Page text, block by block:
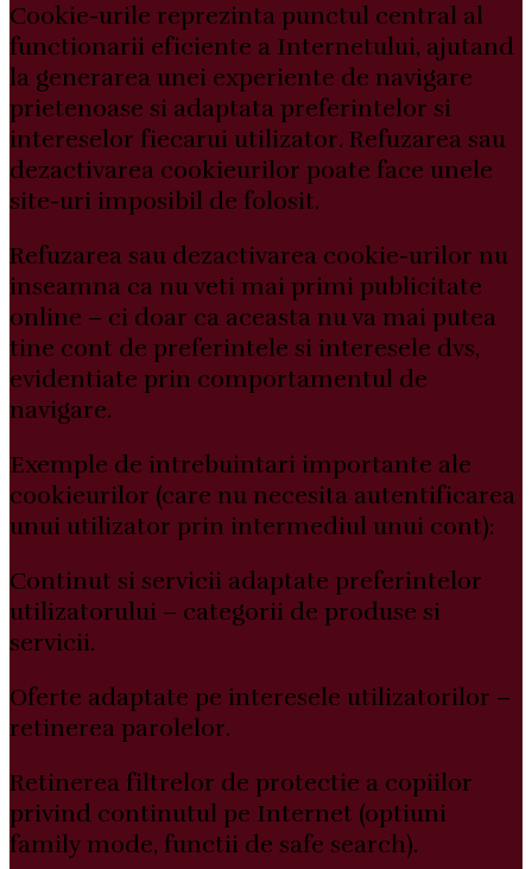
Cookie-urile reprezinta punctul central al
functionarii eficiente a Internetului, ajutand
la generarea unei experiente de navigare
prietenoase si adaptata preferintelor si
intereselor fiecarui utilizator. Refuzarea sau
dezactivarea cookieurilor poate face unele
site-uri imposibil de folosit.
Refuzarea sau dezactivarea cookie-urilor nu
inseamna ca nu veti mai primi publicitate
online – ci doar ca aceasta nu va mai putea
tine cont de preferintele si interesele dvs,
evidentiate prin comportamentul de
navigare.
Exemple de intrebuintari importante ale
cookieurilor (care nu necesita autentificarea
unui utilizator prin intermediul unui cont):
Continut si servicii adaptate preferintelor
utilizatorului – categorii de produse si
servicii.
Oferte adaptate pe interesele utilizatorilor –
retinerea parolelor.
Retinerea filtrelor de protectie a copiilor
privind continutul pe Internet (optiuni
family mode, functii de safe search).